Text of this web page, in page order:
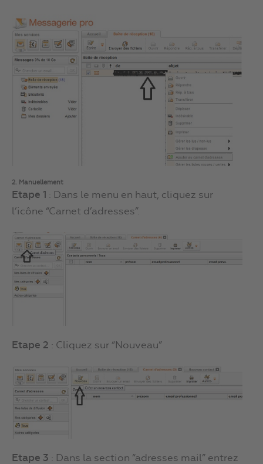
2. Manuellement
Etape 1 : Dans le menu en haut, cliquez sur
l’icône “Carnet d’adresses”.
Etape 2 : Cliquez sur “Nouveau”
Etape 3 : Dans la section “adresses mail” entrez